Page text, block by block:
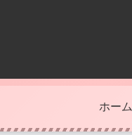
ホーム